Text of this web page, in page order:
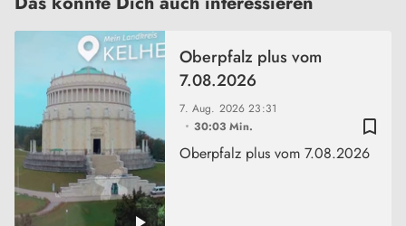
bookmark_border
7. Aug. 202623:31
30:03 Min.
Oberpfalz plus vom
7.08.2026
Oberpfalz plus vom 7.08.2026